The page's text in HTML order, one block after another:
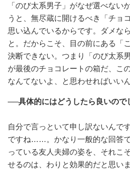
「のび太系男子」がなぜ選べない
うと、無尽蔵に開けるべき「チョ
思い込んでいるからです。ダメな
と。だからこそ、目の前にある「
決断できない。つまり「のび太系
が最後のチョコレートの箱だ、こ
なんてないよ、と思わせればいい
──具体的にはどうしたら良いので
自分で言っといて申し訳ないんで
ですね……。かなり一般的な回答
っている友人夫婦の姿を、それこ
せるのは、わりと効果的だと思いま